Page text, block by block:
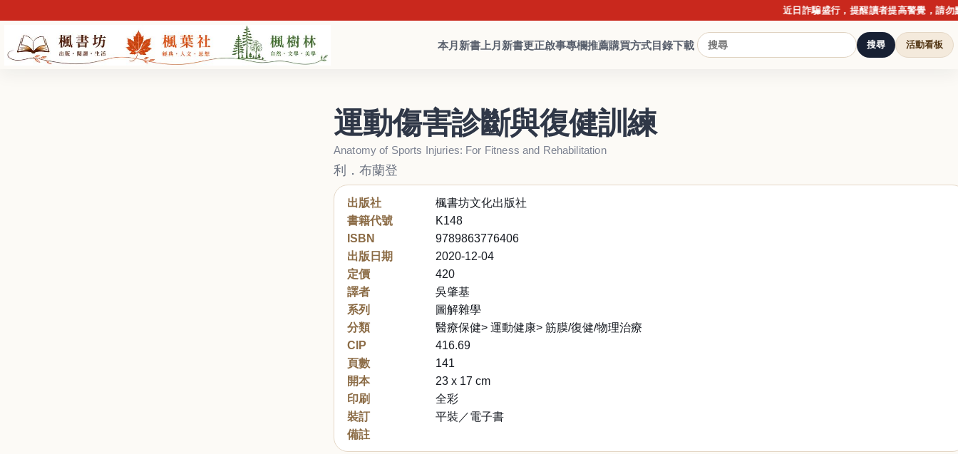
近日詐騙盛行，提醒讀者提高警覺，請勿點擊
本月新書 上月新書更正啟事專欄推薦購買方式目錄下載 搜尋 活動看板
運動傷害診斷與復健訓練
Anatomy of Sports Injuries: For Fitness and Rehabilitation
利．布蘭登
出版社
楓書坊文化出版社
書籍代號
K148
ISBN
9789863776406
出版日期
2020-12-04
定價
420
譯者
吳肇基
系列
圖解雜學
分類
醫療保健> 運動健康> 筋膜/復健/物理治療
CIP
416.69
頁數
141
開本
23 x 17 cm
印刷
全彩
裝訂
平裝／電子書
備註